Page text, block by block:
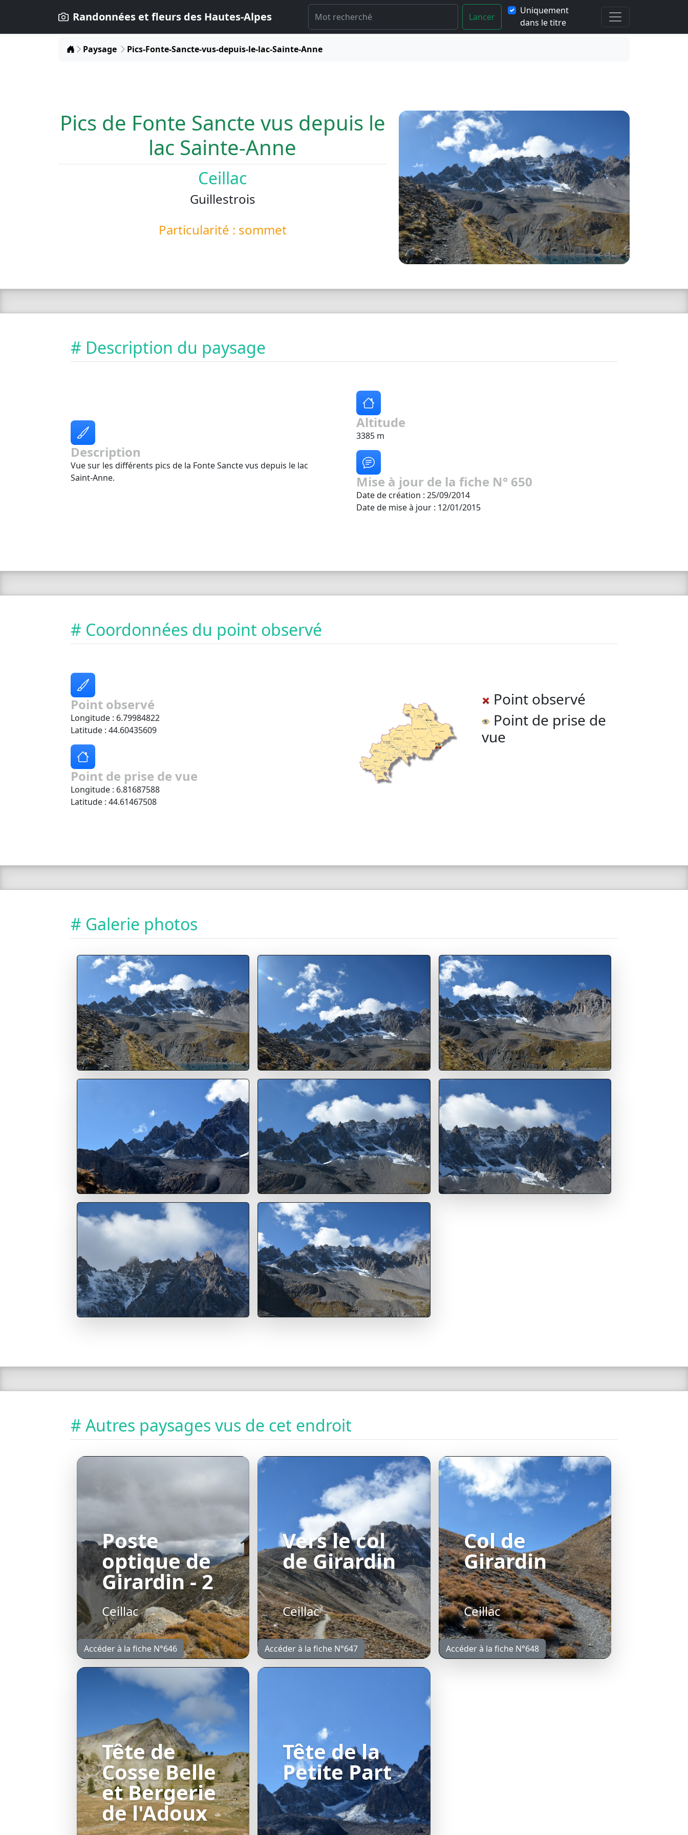
Randonnées et fleurs des Hautes-Alpes Lancer
Uniquement
dans le titre
Home
Paysage Pics-Fonte-Sancte-vus-depuis-le-lac-Sainte-Anne
Pics de Fonte Sancte vus depuis le
lac Sainte-Anne
Ceillac
Guillestrois
Particularité : sommet
# Description du paysage
Description
Vue sur les différents pics de la Fonte Sancte vus depuis le lac
Saint-Anne.
Altitude
3385 m
Mise à jour de la fiche N° 650
Date de création : 25/09/2014
Date de mise à jour : 12/01/2015
# Coordonnées du point observé
Point observé
Longitude : 6.79984822
Latitude : 44.60435609
Point de prise de vue
Longitude : 6.81687588
Latitude : 44.61467508
Point observé
Point de prise de
vue
# Galerie photos
# Autres paysages vus de cet endroit
Poste
optique de
Girardin - 2
Ceillac
Accéder à la fiche N°646
Vers le col
de Girardin
Ceillac
Accéder à la fiche N°647
Col de
Girardin
Ceillac
Accéder à la fiche N°648
Tête de
Cosse Belle
et Bergerie
de l'Adoux
Tête de la
Petite Part